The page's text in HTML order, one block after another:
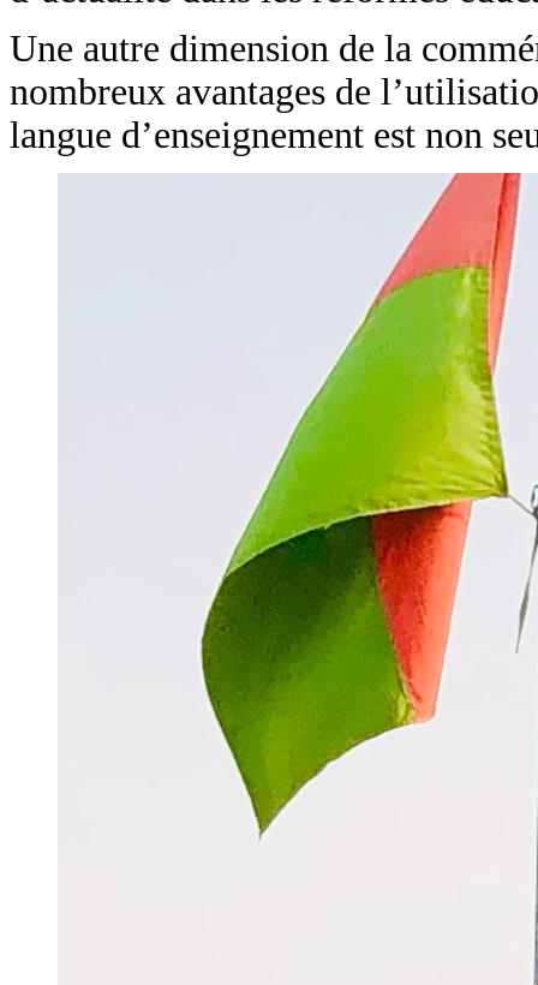
Une autre dimension de la
nombreux avantages de
langue d’enseignement est non